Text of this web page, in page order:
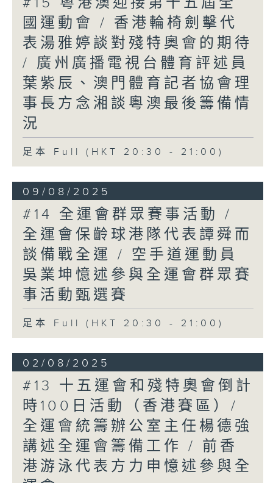
國運動會 / 香港輪椅劍擊代
表湯雅婷談對殘特奧會的期待
/ 廣州廣播電視台體育評述員
葉紫辰、澳門體育記者協會理
事長方念湘談粵澳最後籌備情
況
足本 Full (HKT 20:30 - 21:00)
09/08/2025
#14 全運會群眾賽事活動 /
全運會保齡球港隊代表譚舜而
談備戰全運 / 空手道運動員
吳業坤憶述參與全運會群眾賽
事活動甄選賽
足本 Full (HKT 20:30 - 21:00)
02/08/2025
#13 十五運會和殘特奧會倒計
時100日活動（香港賽區）/
全運會統籌辦公室主任楊德強
講述全運會籌備工作 / 前香
港游泳代表方力申憶述參與全